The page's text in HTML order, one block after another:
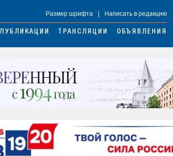
Размер шрифта Написать в редакцию
ПУБЛИКАЦИИ ТРАНСЛЯЦИИ ОБЪЯВЛЕНИЯ